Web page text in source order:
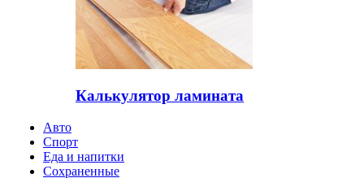
Калькулятор ламината
Авто
Спорт
Еда и напитки
Сохраненные